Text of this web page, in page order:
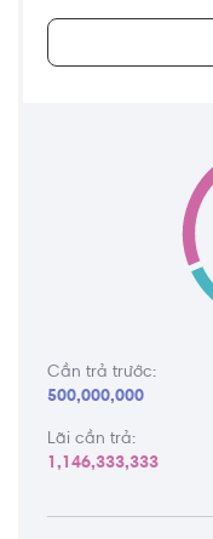
Cần trả trước:
500,000,000
Lãi cần trả:
1,146,333,333